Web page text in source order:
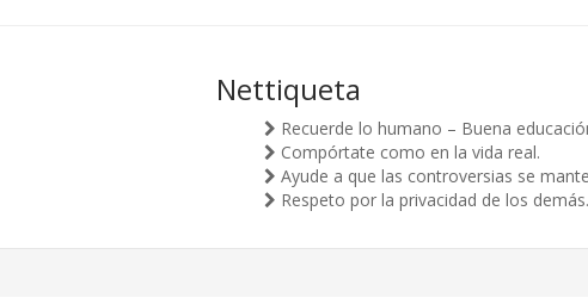
Nettiqueta
Recuerde lo humano – Buena
Compórtate como en la vida real.
Ayude a que las controversias se
Respeto por la privacidad de los demás.